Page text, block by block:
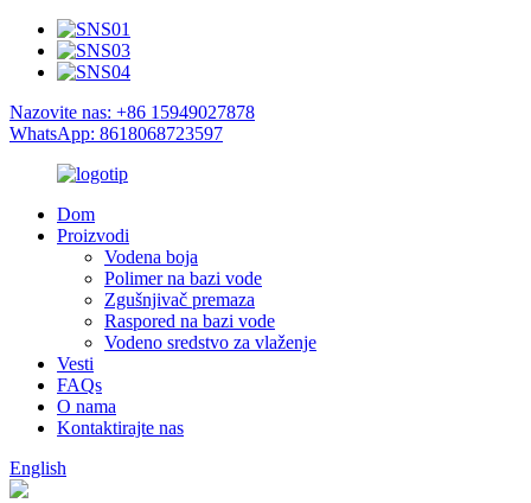
Nazovite nas: +86 15949027878
WhatsApp: 8618068723597
Dom
Proizvodi
Vodena boja
Polimer na bazi vode
Zgušnjivač premaza
Raspored na bazi vode
Vodeno sredstvo za vlaženje
Vesti
FAQs
O nama
Kontaktirajte nas
English